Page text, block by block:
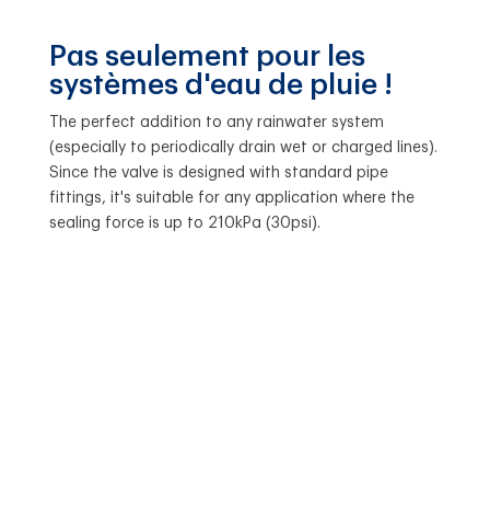
Pas seulement pour les
systèmes d'eau de pluie !
The perfect addition to any rainwater system
(especially to periodically drain wet or charged lines).
Since the valve is designed with standard pipe
fittings, it's suitable for any application where the
sealing force is up to 210kPa (30psi).